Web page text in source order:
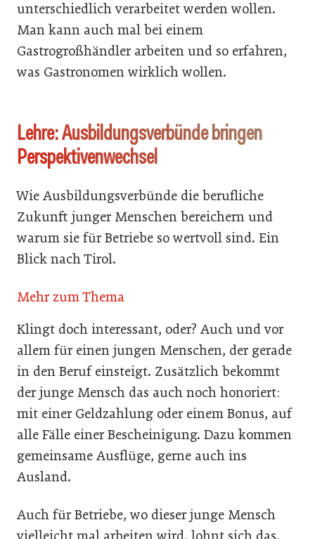
unterschiedlich verarbeitet werden wollen.
Man kann auch mal bei einem
Gastrogroßhändler arbeiten und so erfahren,
was Gastronomen wirklich wollen.
Lehre: Ausbildungsverbünde bringen
Perspektivenwechsel
Wie Ausbildungsverbünde die berufliche
Zukunft junger Menschen bereichern und
warum sie für Betriebe so wertvoll sind. Ein
Blick nach Tirol.
Mehr zum Thema
Klingt doch interessant, oder? Auch und vor
allem für einen jungen Menschen, der gerade
in den Beruf einsteigt. Zusätzlich bekommt
der junge Mensch das auch noch honoriert:
mit einer Geldzahlung oder einem Bonus, auf
alle Fälle einer Bescheinigung. Dazu kommen
gemeinsame Ausflüge, gerne auch ins
Ausland.
Auch für Betriebe, wo dieser junge Mensch